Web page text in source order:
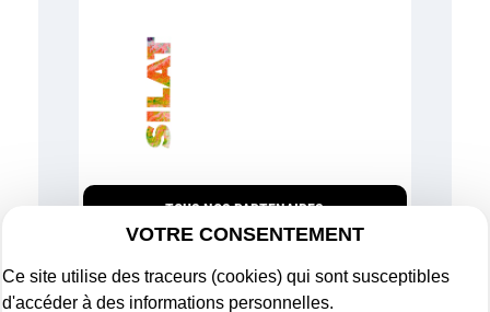
TOUS NOS PARTENAIRES
VOTRE CONSENTEMENT
Ce site utilise des traceurs (cookies) qui sont susceptibles
d'accéder à des informations personnelles.